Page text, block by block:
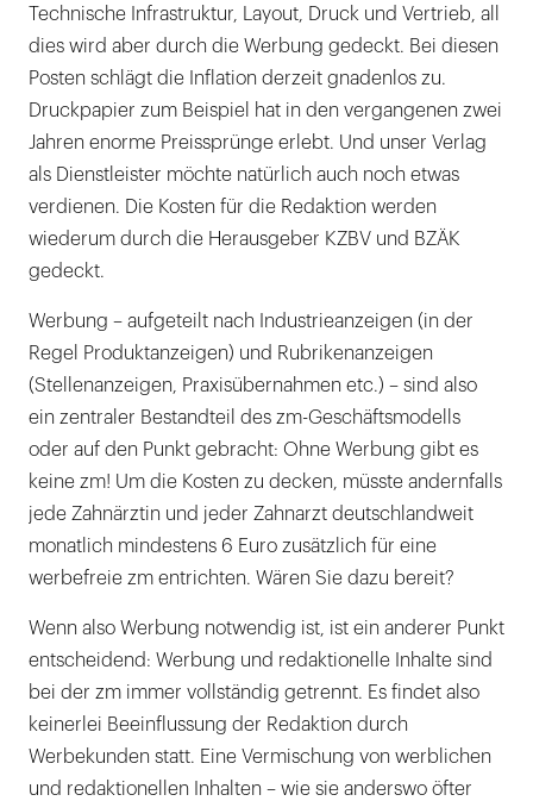
Technische Infrastruktur, Layout, Druck und Vertrieb, all
dies wird aber durch die Werbung gedeckt. Bei diesen
Posten schlägt die Inflation derzeit gnadenlos zu.
Druckpapier zum Beispiel hat in den vergangenen zwei
Jahren enorme Preissprünge erlebt. Und unser Verlag
als Dienstleister möchte natürlich auch noch etwas
verdienen. Die Kosten für die Redaktion werden
wiederum durch die Herausgeber KZBV und BZÄK
gedeckt.
Werbung – aufgeteilt nach Industrieanzeigen (in der
Regel Produktanzeigen) und Rubrikenanzeigen
(Stellenanzeigen, Praxisübernahmen etc.) – sind also
ein zentraler Bestandteil des zm-Geschäftsmodells
oder auf den Punkt gebracht: Ohne Werbung gibt es
keine zm! Um die Kosten zu decken, müsste andernfalls
jede Zahnärztin und jeder Zahnarzt deutschlandweit
monatlich mindestens 6 Euro zusätzlich für eine
werbefreie zm entrichten. Wären Sie dazu bereit?
Wenn also Werbung notwendig ist, ist ein anderer Punkt
entscheidend: Werbung und redaktionelle Inhalte sind
bei der zm immer vollständig getrennt. Es findet also
keinerlei Beeinflussung der Redaktion durch
Werbekunden statt. Eine Vermischung von werblichen
und redaktionellen Inhalten – wie sie anderswo öfter